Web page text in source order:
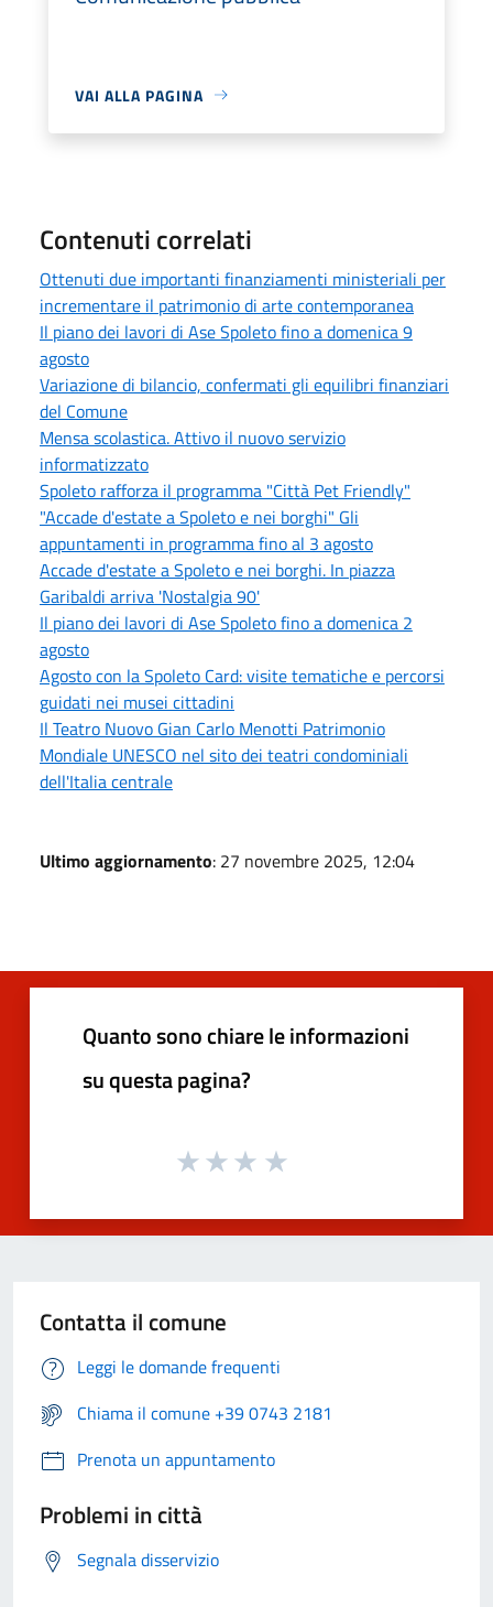
VAI ALLA PAGINA
Contenuti correlati
Ottenuti due importanti finanziamenti ministeriali per
incrementare il patrimonio di arte contemporanea
Il piano dei lavori di Ase Spoleto fino a domenica 9
agosto
Variazione di bilancio, confermati gli equilibri finanziari
del Comune
Mensa scolastica. Attivo il nuovo servizio
informatizzato
Spoleto rafforza il programma "Città Pet Friendly"
"Accade d'estate a Spoleto e nei borghi" Gli
appuntamenti in programma fino al 3 agosto
Accade d'estate a Spoleto e nei borghi. In piazza
Garibaldi arriva 'Nostalgia 90'
Il piano dei lavori di Ase Spoleto fino a domenica 2
agosto
Agosto con la Spoleto Card: visite tematiche e percorsi
guidati nei musei cittadini
Il Teatro Nuovo Gian Carlo Menotti Patrimonio
Mondiale UNESCO nel sito dei teatri condominiali
dell'Italia centrale
Ultimo aggiornamento: 27 novembre 2025, 12:04
Quanto sono chiare le informazioni
su questa pagina?
Contatta il comune
Leggi le domande frequenti
Chiama il comune +39 0743 2181
Prenota un appuntamento
Problemi in città
Segnala disservizio